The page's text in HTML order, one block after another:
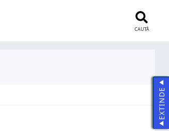
CAUTĂ
EXTINDE